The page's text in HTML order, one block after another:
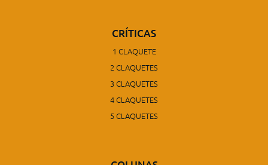
CRÍTICAS
1 CLAQUETE
2 CLAQUETES
3 CLAQUETES
4 CLAQUETES
5 CLAQUETES